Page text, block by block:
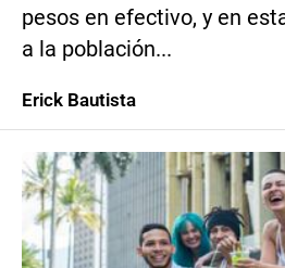
pesos en efectivo, y en
a la población...
Erick Bautista